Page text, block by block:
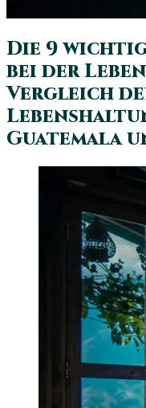
Die 9
bei der
Vergleich
Guatemala